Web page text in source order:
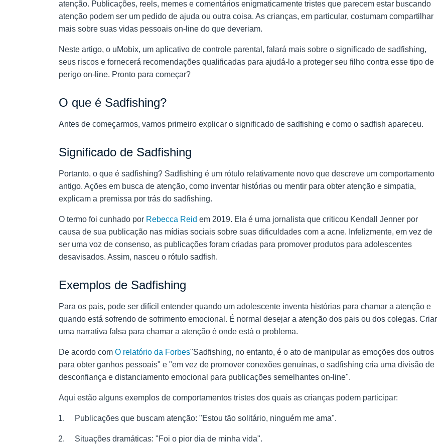
atenção. Publicações, reels, memes e comentários enigmaticamente tristes que parecem estar buscando
atenção podem ser um pedido de ajuda ou outra coisa. As crianças, em particular, costumam compartilhar
mais sobre suas vidas pessoais on-line do que deveriam.
Neste artigo, o uMobix, um aplicativo de controle parental, falará mais sobre o significado de sadfishing,
seus riscos e fornecerá recomendações qualificadas para ajudá-lo a proteger seu filho contra esse tipo de
perigo on-line. Pronto para começar?
O que é Sadfishing?
Antes de começarmos, vamos primeiro explicar o significado de sadfishing e como o sadfish apareceu.
Significado de Sadfishing
Portanto, o que é sadfishing? Sadfishing é um rótulo relativamente novo que descreve um comportamento
antigo. Ações em busca de atenção, como inventar histórias ou mentir para obter atenção e simpatia,
explicam a premissa por trás do sadfishing.
O termo foi cunhado por Rebecca Reid em 2019. Ela é uma jornalista que criticou Kendall Jenner por
causa de sua publicação nas mídias sociais sobre suas dificuldades com a acne. Infelizmente, em vez de
ser uma voz de consenso, as publicações foram criadas para promover produtos para adolescentes
desavisados. Assim, nasceu o rótulo sadfish.
Exemplos de Sadfishing
Para os pais, pode ser difícil entender quando um adolescente inventa histórias para chamar a atenção e
quando está sofrendo de sofrimento emocional. É normal desejar a atenção dos pais ou dos colegas. Criar
uma narrativa falsa para chamar a atenção é onde está o problema.
De acordo com O relatório da Forbes"Sadfishing, no entanto, é o ato de manipular as emoções dos outros
para obter ganhos pessoais" e "em vez de promover conexões genuínas, o sadfishing cria uma divisão de
desconfiança e distanciamento emocional para publicações semelhantes on-line".
Aqui estão alguns exemplos de comportamentos tristes dos quais as crianças podem participar:
Publicações que buscam atenção: "Estou tão solitário, ninguém me ama".
Situações dramáticas: "Foi o pior dia de minha vida".